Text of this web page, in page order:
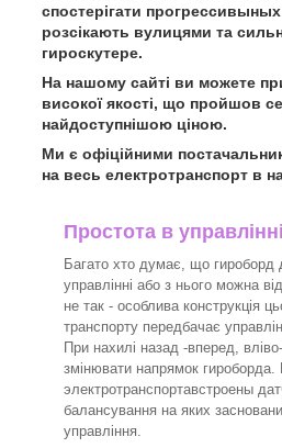
спостерігати
розсікають вулицями та
гироскутере.
На нашому сайті ви можете
високої якості, що пройшов
найдоступнішою ціною.
Ми є офіційними
на весь електротранспорт в
Простота в управлінні
Багато хто думає, що гироборд
управлінні або з нього можна
не так - особлива конструкція
транспорту передбачає
При нахилі назад -вперед,
змінювати напрямок гироборда.
электротранспортавстроены
балансування на яких
управління.